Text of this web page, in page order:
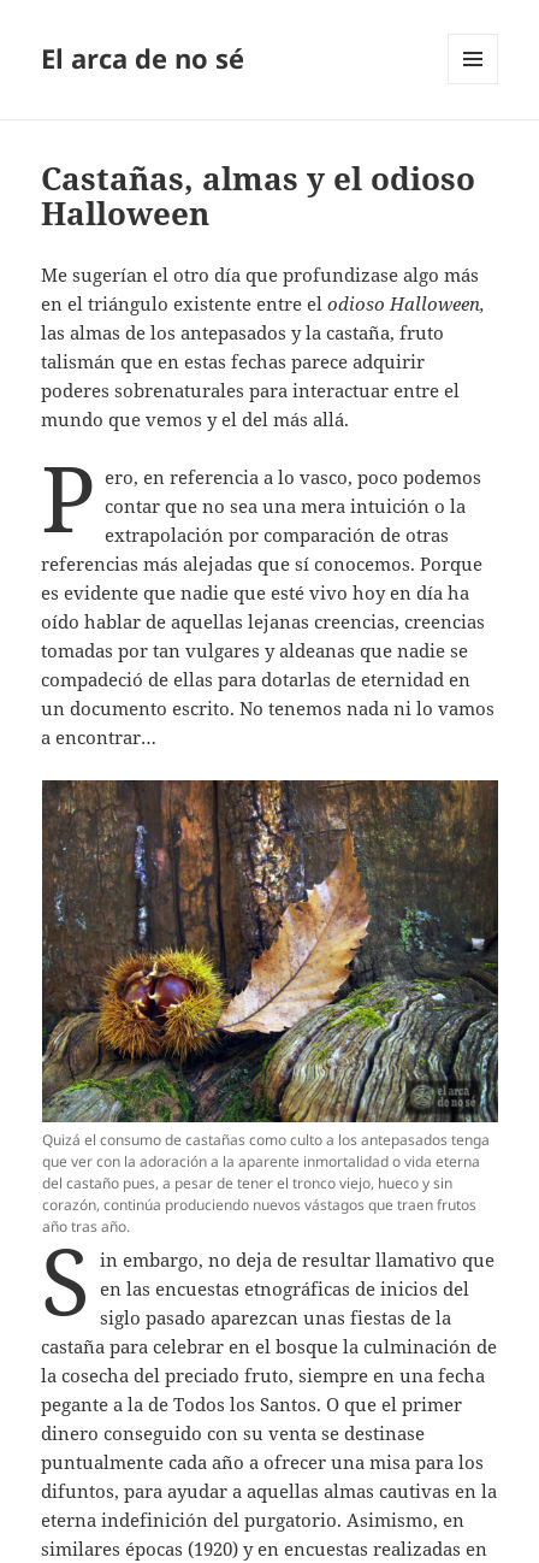
El arca de no sé
Castañas, almas y el odioso
Halloween
Me sugerían el otro día que profundizase algo más
en el triángulo existente entre elodioso Halloween,
las almas de los antepasados y la castaña, fruto
talismán que en estas fechas parece adquirir
poderes sobrenaturales para interactuar entre el
mundo que vemos y el del más allá.
P ero, en referencia a lo vasco, poco podemos
contar que no sea una mera intuición o la
extrapolación por comparación de otras
referencias más alejadas que sí conocemos. Porque
es evidente que nadie que esté vivo hoy en día ha
oído hablar de aquellas lejanas creencias, creencias
tomadas por tan vulgares y aldeanas que nadie se
compadeció de ellas para dotarlas de eternidad en
un documento escrito. No tenemos nada ni lo vamos
a encontrar…
Quizá el consumo de castañas como culto a los antepasados tenga
que ver con la adoración a la aparente inmortalidad o vida eterna
del castaño pues, a pesar de tener el tronco viejo, hueco y sin
corazón, continúa produciendo nuevos vástagos que traen frutos
año tras año.
S in embargo, no deja de resultar llamativo que
en las encuestas etnográficas de inicios del
siglo pasado aparezcan unas fiestas de la
castaña para celebrar en el bosque la culminación de
la cosecha del preciado fruto, siempre en una fecha
pegante a la de Todos los Santos. O que el primer
dinero conseguido con su venta se destinase
puntualmente cada año a ofrecer una misa para los
difuntos, para ayudar a aquellas almas cautivas en la
eterna indefinición del purgatorio. Asimismo, en
similares épocas (1920) y en encuestas realizadas en